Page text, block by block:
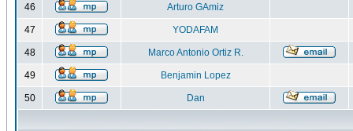
46 Arturo GAmiz
47 YODAFAM
48 Marco Antonio Ortiz R.
49 Benjamin Lopez
50 Dan